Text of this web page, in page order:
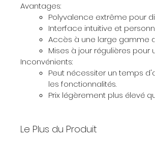
Avantages:
Polyvalence extrême pour
Interface intuitive et
Accès à une large gamme
Mises à jour régulières
Inconvénients:
Peut nécessiter un temps
les fonctionnalités.
Prix légèrement plus élevé
Le Plus du Produit